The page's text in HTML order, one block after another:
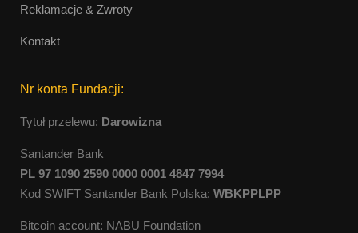
Reklamacje & Zwroty
Kontakt
Nr konta Fundacji:
Tytuł przelewu: Darowizna
Santander Bank
PL 97 1090 2590 0000 0001 4847 7994
Kod SWIFT Santander Bank Polska: WBKPPLPP
Bitcoin account: NABU Foundation